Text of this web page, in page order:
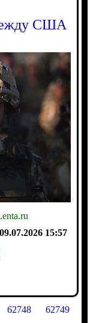
США
09.07.2026 15:57
62748 62749